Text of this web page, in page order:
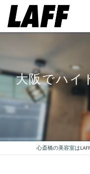
大阪でハイ
心斎橋の美容室はLAFF